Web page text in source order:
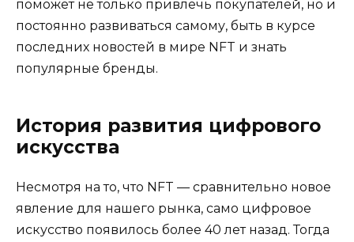
поможет не только привлечь покупателей, но и
постоянно развиваться самому, быть в курсе
последних новостей в мире NFT и знать
популярные бренды.
История развития цифрового
искусства
Несмотря на то, что NFT — сравнительно новое
явление для нашего рынка, само цифровое
искусство появилось более 40 лет назад. Тогда